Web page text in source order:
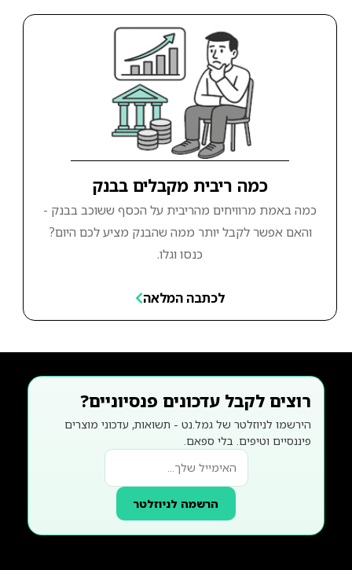
כמה ריבית מקבלים בבנק
כמה באמת מרוויחים מהריבית על הכסף ששוכב בבנק -
והאם אפשר לקבל יותר ממה שהבנק מציע לכם היום?
כנסו וגלו.
לכתבה המלאה
רוצים לקבל עדכונים פנסיוניים?
הירשמו לניוזלטר של גמל.נט - תשואות, עדכוני מוצרים
פיננסיים וטיפים. בלי ספאם.
הרשמה לניוזלטר